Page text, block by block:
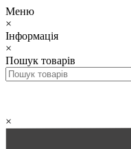
Меню
×
Інформація
×
Пошук товарів
×